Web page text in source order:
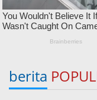
berita